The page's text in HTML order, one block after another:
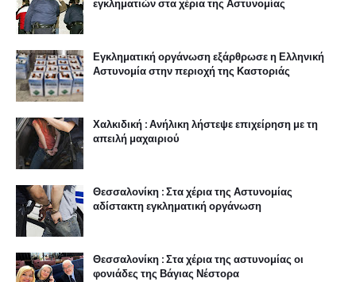
εγκληματιών στα χέρια της Αστυνομίας
Εγκληματική οργάνωση εξάρθρωσε η Ελληνική
Αστυνομία στην περιοχή της Καστοριάς
Χαλκιδική : Ανήλικη λήστεψε επιχείρηση με τη
απειλή μαχαιριού
Θεσσαλονίκη : Στα χέρια της Αστυνομίας
αδίστακτη εγκληματική οργάνωση
Θεσσαλονίκη : Στα χέρια της αστυνομίας οι
φονιάδες της Βάγιας Νέστορα